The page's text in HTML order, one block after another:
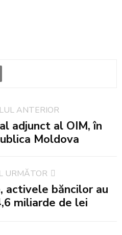
ANTERIOR
adjunct al OIM, în
Moldova
URMĂTOR
activele băncilor au
miliarde de lei